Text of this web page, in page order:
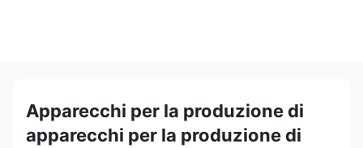
Apparecchi per la produzione di
apparecchi per la produzione di